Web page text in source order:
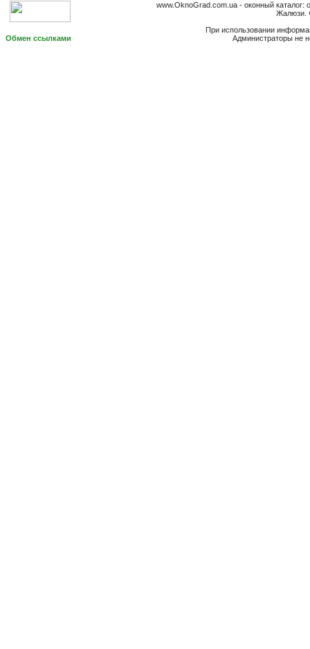
www.OknoGrad.com.ua - оконный
Жалюзи.
При использовании
Администраторы не
Обмен ссылками